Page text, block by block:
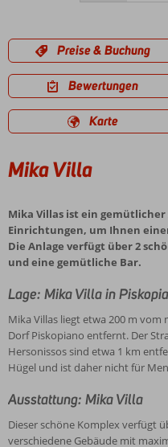
Preise & Buchung
Bewertungen
Karte
Mika Villa
Mika Villas ist ein
Einrichtungen, um Ihnen
Die Anlage verfügt über 2
und eine gemütliche Bar.
Lage: Mika Villa in
Mika Villas liegt etwa 200 m
Dorf Piskopiano entfernt. Der
Hersonissos sind etwa 1 km
Hügel und ist daher nicht für
Ausstattung: Mika Villa
Dieser schöne Komplex verfügt
verschiedene Gebäude mit